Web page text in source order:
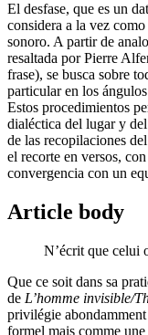
El desfase, que es un
considera a la vez
sonoro. A partir de
resaltada por Pierre
frase), se busca sobre
particular en los
Estos procedimientos
dialéctica del lugar y
de las recopilaciones
el recorte en versos,
convergencia con un
Article body
N’écrit que celui
Que ce soit dans sa
de L’homme invisible/
privilégie
formel mais comme